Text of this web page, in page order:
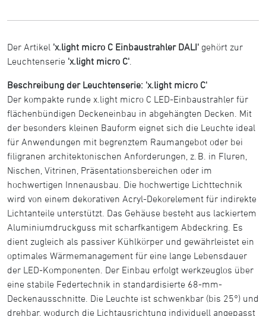
Der Artikel 'x.light micro C Einbaustrahler DALI' gehört zur
Leuchtenserie 'x.light micro C'
Beschreibung der Leuchtenserie: 'x.light micro C'
Der kompakte runde x.light micro C LED-Einbaustrahler für
flächenbündigen Deckeneinbau in abgehängten Decken. Mit
der besonders kleinen Bauform eignet sich die Leuchte ideal
für Anwendungen mit begrenztem Raumangebot oder bei
filigranen architektonischen Anforderungen, z. B. in Fluren,
Nischen, Vitrinen, Präsentationsbereichen oder im
hochwertigen Innenausbau. Die hochwertige Lichttechnik
wird von einem dekorativen Acryl-Dekorelement für indirekte
Lichtanteile unterstützt. Das Gehäuse besteht aus lackiertem
Aluminiumdruckguss mit scharfkantigem Abdeckring. Es
dient zugleich als passiver Kühlkörper und gewährleistet ein
optimales Wärmemanagement für eine lange Lebensdauer
der LED-Komponenten. Der Einbau erfolgt werkzeuglos über
eine stabile Federtechnik in standardisierte 68-mm-
Deckenausschnitte. Die Leuchte ist schwenkbar (bis 25°) und
drehbar, wodurch die Lichtausrichtung individuell angepasst